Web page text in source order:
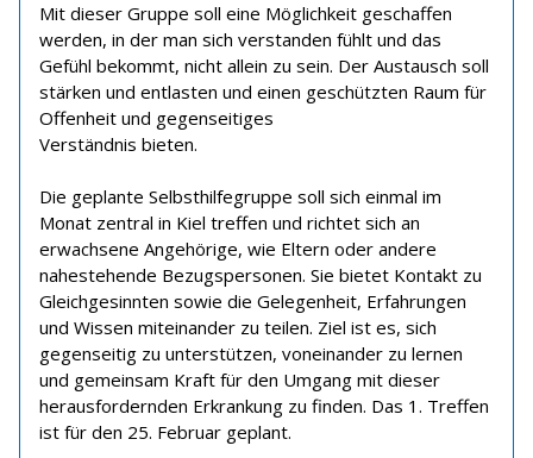
Mit dieser Gruppe soll eine Möglichkeit geschaffen
werden, in der man sich verstanden fühlt und das
Gefühl bekommt, nicht allein zu sein. Der Austausch soll
stärken und entlasten und einen geschützten Raum für
Offenheit und gegenseitiges
Verständnis bieten.
Die geplante Selbsthilfegruppe soll sich einmal im
Monat zentral in Kiel treffen und richtet sich an
erwachsene Angehörige, wie Eltern oder andere
nahestehende Bezugspersonen. Sie bietet Kontakt zu
Gleichgesinnten sowie die Gelegenheit, Erfahrungen
und Wissen miteinander zu teilen. Ziel ist es, sich
gegenseitig zu unterstützen, voneinander zu lernen
und gemeinsam Kraft für den Umgang mit dieser
herausfordernden Erkrankung zu finden. Das 1. Treffen
ist für den 25. Februar geplant.